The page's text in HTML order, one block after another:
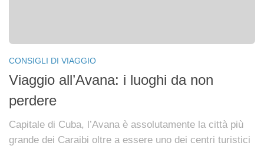
CONSIGLI DI VIAGGIO
Viaggio all’Avana: i luoghi da non
perdere
Capitale di Cuba, l’Avana è assolutamente la città più
grande dei Caraibi oltre a essere uno dei centri turistici